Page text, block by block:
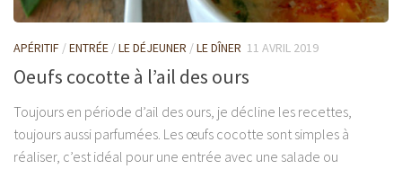
APÉRITIF /ENTRÉE /LE DÉJEUNER /LE DÎNER 11 AVRIL 2019
Oeufs cocotte à l’ail des ours
Toujours en période d’ail des ours, je décline les recettes,
toujours aussi parfumées. Les œufs cocotte sont simples à
réaliser, c’est idéal pour une entrée avec une salade ou